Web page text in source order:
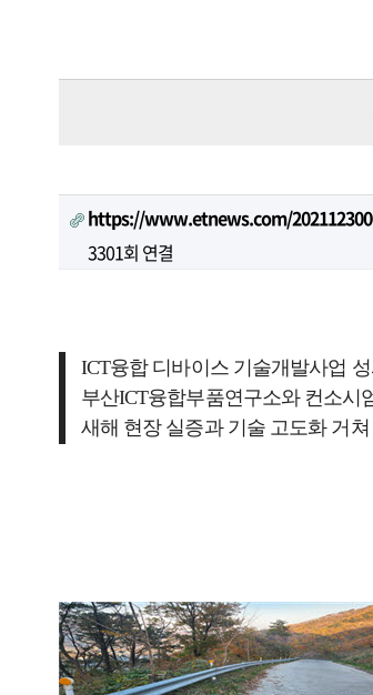
https://www.etnews.com/
3301회 연결
ICT융합 디바이스 기술개발사업
부산ICT융합부품연구소와 컨소시
새해 현장 실증과 기술 고도화 거